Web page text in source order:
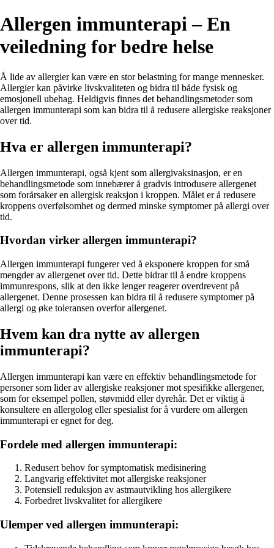
Allergen immunterapi – En
veiledning for bedre helse
Å lide av allergier kan være en stor belastning for mange mennesker.
Allergier kan påvirke livskvaliteten og bidra til både fysisk og
emosjonell ubehag. Heldigvis finnes det behandlingsmetoder som
allergen immunterapi som kan bidra til å redusere allergiske reaksjoner
over tid.
Hva er allergen immunterapi?
Allergen immunterapi, også kjent som allergivaksinasjon, er en
behandlingsmetode som innebærer å gradvis introdusere allergenet
som forårsaker en allergisk reaksjon i kroppen. Målet er å redusere
kroppens overfølsomhet og dermed minske symptomer på allergi over
tid.
Hvordan virker allergen immunterapi?
Allergen immunterapi fungerer ved å eksponere kroppen for små
mengder av allergenet over tid. Dette bidrar til å endre kroppens
immunrespons, slik at den ikke lenger reagerer overdrevent på
allergenet. Denne prosessen kan bidra til å redusere symptomer på
allergi og øke toleransen overfor allergenet.
Hvem kan dra nytte av allergen
immunterapi?
Allergen immunterapi kan være en effektiv behandlingsmetode for
personer som lider av allergiske reaksjoner mot spesifikke allergener,
som for eksempel pollen, støvmidd eller dyrehår. Det er viktig å
konsultere en allergolog eller spesialist for å vurdere om allergen
immunterapi er egnet for deg.
Fordele med allergen immunterapi:
Redusert behov for symptomatisk medisinering
Langvarig effektivitet mot allergiske reaksjoner
Potensiell reduksjon av astmautvikling hos allergikere
Forbedret livskvalitet for allergikere
Ulemper ved allergen immunterapi: